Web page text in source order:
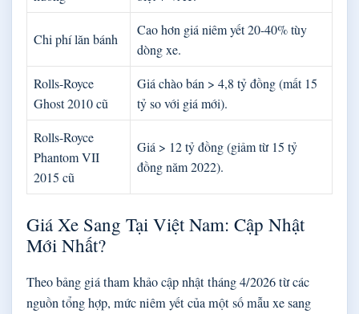
Chi phí lăn bánh
Cao hơn giá niêm yết 20-40% tùy
dòng xe.
Rolls-Royce
Ghost 2010 cũ
Giá chào bán > 4,8 tỷ đồng (mất 15
tỷ so với giá mới).
Rolls-Royce
Phantom VII
2015 cũ
Giá > 12 tỷ đồng (giảm từ 15 tỷ
đồng năm 2022).
Giá Xe Sang Tại Việt Nam: Cập Nhật
Mới Nhất?
Theo bảng giá tham khảo cập nhật tháng 4/2026 từ các
nguồn tổng hợp, mức niêm yết của một số mẫu xe sang